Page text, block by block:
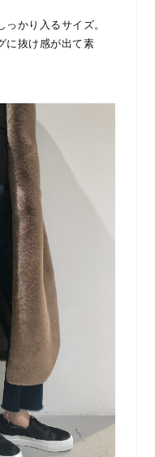
かり入るサイズ。
に抜け感が出て素